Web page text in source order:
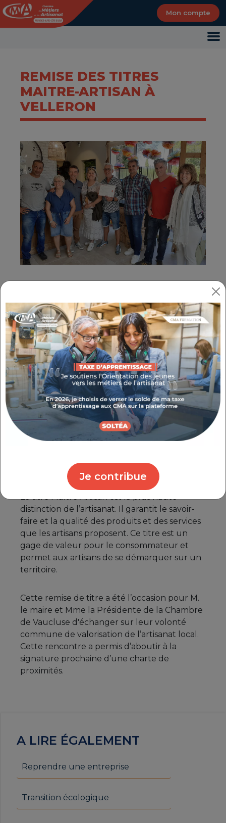
Mon compte
Je contribue
REMISE DES TITRES
MAITRE-ARTISAN À
VELLERON
Départemental de Vaucluse en présence de
Philippe ARMENGOL, maire de la commune
de Velleron et dePhilippe HERZOG , vice-
président de la Chambre de Vaucluse ont
remis le titre de Maître artisan coiffeur à
Olivier GABELLARI, coiffeur, dans son salon
Art Evasion. Un chef d’entreprise passionné,
captivant et engagé œuvrant pour
l’environnement (comme par exemple au
travers du recyclage des cheveux) et investi
dans l’apprentissage. Il a notamment formé
plusieurs apprentis, assurant ainsi le maintien
Le titre Maître Artisan est la plus haute
distinction de l’artisanat. Il garantit le savoir-
faire et la qualité des produits et des services
que les artisans proposent. Ce titre est un
gage de valeur pour le consommateur et
permet aux artisans de se démarquer sur un
territoire.
Cette remise de titre a été l’occasion pour M.
le maire et Mme la Présidente de la Chambre
de Vaucluse d'échanger sur leur volonté
commune de valorisation de l’artisanat local.
Cette rencontre a permis d’aboutir à la
signature prochaine d’une charte de
proximités.
A LIRE ÉGALEMENT
Reprendre une entreprise
Transition écologique
Panneau de gestion des cookies